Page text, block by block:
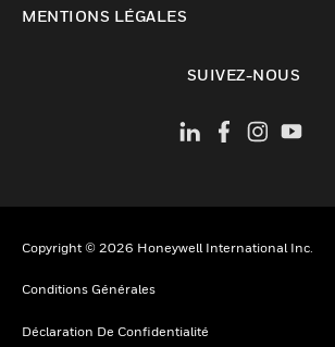
MENTIONS LÉGALES
SUIVEZ-NOUS
Copyright © 2026 Honeywell International Inc.
Conditions Générales
Déclaration De Confidentialité